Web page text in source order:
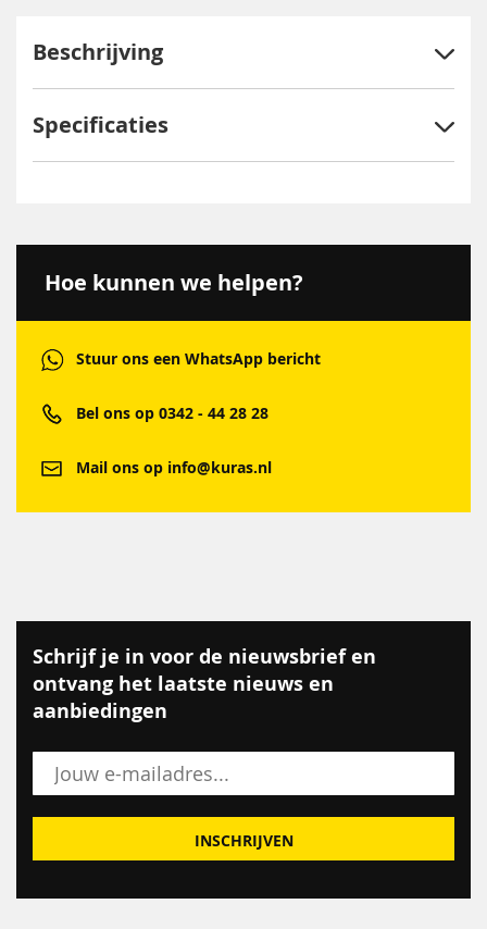
Beschrijving
Specificaties
Hoe kunnen we helpen?
Stuur ons een WhatsApp bericht
Bel ons op 0342 - 44 28 28
Mail ons op info@kuras.nl
Schrijf je in voor de nieuwsbrief en
ontvang het laatste nieuws en
aanbiedingen
INSCHRIJVEN